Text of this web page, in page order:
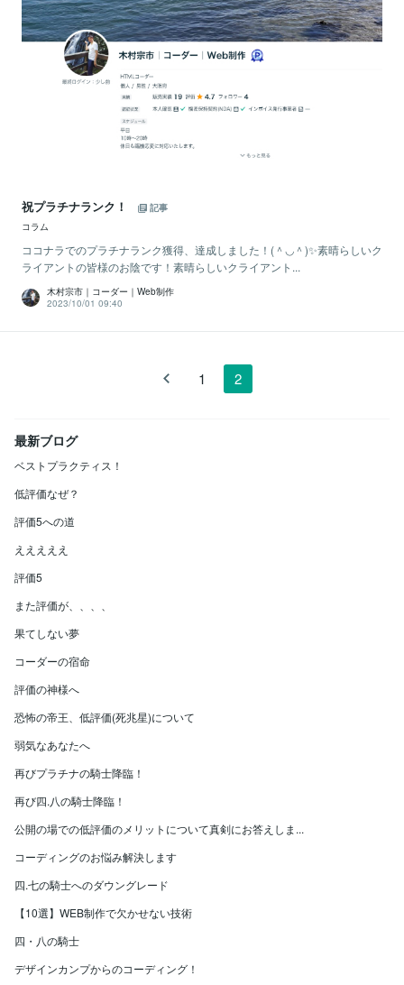
祝プラチナランク！
記事
コラム
ココナラでのプラチナランク獲得、達成しました！(＾◡＾)✨素晴らしいク
ライアントの皆様のお陰です！素晴らしいクライアント...
木村宗市｜コーダー｜Web制作
2023/10/01 09:40
1 2
最新ブログ
ベストプラクティス！
低評価なぜ？
評価5への道
えええええ
評価5
また評価が、、、、
果てしない夢
コーダーの宿命
評価の神様へ
恐怖の帝王、低評価(死兆星)について
弱気なあなたへ
再びプラチナの騎士降臨！
再び四.八の騎士降臨！
公開の場での低評価のメリットについて真剣にお答えしま...
コーディングのお悩み解決します
四.七の騎士へのダウングレード
【10選】WEB制作で欠かせない技術
四・八の騎士
デザインカンプからのコーディング！